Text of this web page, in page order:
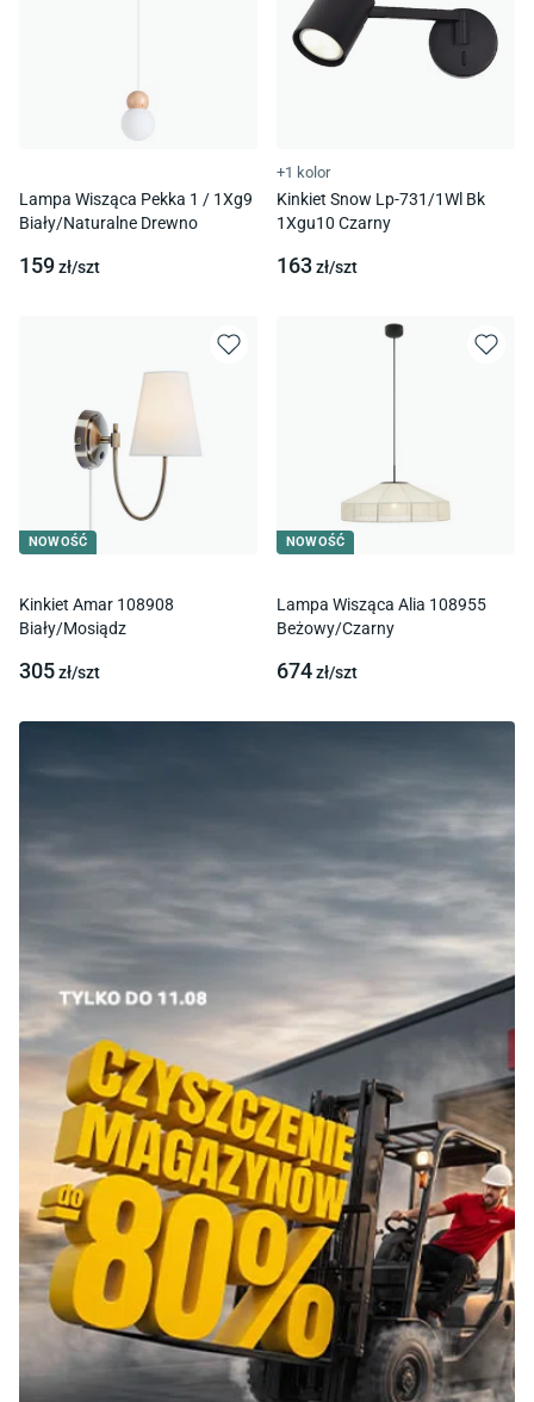
Lampa Wisząca Pekka 1 / 1Xg9
Biały/Naturalne Drewno
159zł/szt
+1 kolor
Kinkiet Snow Lp-731/1Wl Bk
1Xgu10 Czarny
163zł/szt
NOWOŚĆ
Kinkiet Amar 108908
Biały/Mosiądz
305zł/szt
NOWOŚĆ
Lampa Wisząca Alia 108955
Beżowy/Czarny
674zł/szt